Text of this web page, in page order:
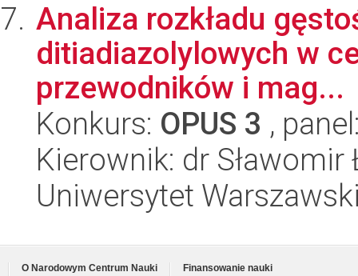
Analiza rozkładu
ditiadiazolylowych w
przewodników i mag...
Konkurs: OPUS 3 ,
Kierownik: dr Sławomir
Uniwersytet
O Narodowym Centrum Nauki
Finansowanie nauki